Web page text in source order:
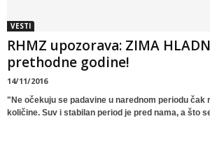
VESTI
RHMZ upozorava: ZIMA
prethodne godine!
14/11/2016
"Ne očekuju se padavine u narednom periodu čak
količine. Suv i stabilan period je pred nama, a što